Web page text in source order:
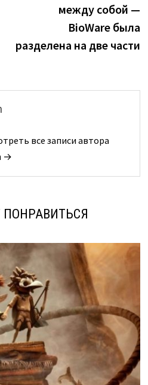
между собой —
BioWare была
разделена на две части
все записи автора
→